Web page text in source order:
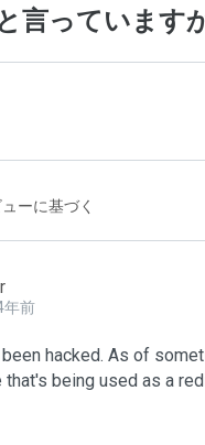
言っています
ーに基づく
年前
hacked. As of
being used as a